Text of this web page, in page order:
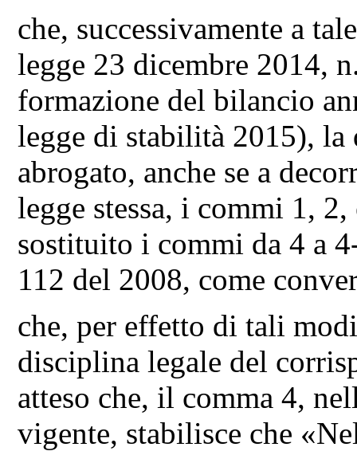
che, successivamente a
legge 23 dicembre 2014,
formazione del bilancio
legge di stabilità 2015), la
abrogato, anche se a
legge stessa, i commi 1,
sostituito i commi da 4 a
112 del 2008, come
che, per effetto di tali
disciplina legale del
atteso che, il comma 4,
vigente, stabilisce che